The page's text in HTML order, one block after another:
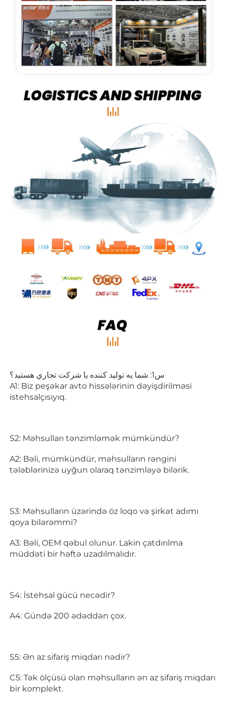
A1: Biz peşəkar avto hissələrinin dəyişdirilməsi
istehsalçısıyıq.
S2: Məhsulları tənzimləmək mümkündür?
A2: Bəli, mümkündür, məhsulların rəngini
tələblərinizə uyğun olaraq tənzimləyə bilərik.
S3: Məhsulların üzərində öz loqo və şirkət adımı
qoya bilərəmmi?
A3: Bəli, OEM qəbul olunur. Lakin çatdırılma
müddəti bir həftə uzadılmalıdır.
S4: İstehsal gücü necədir?
A4: Gündə 200 ədəddən çox.
S5: Ən az sifariş miqdarı nədir?
C5: Tək ölçüsü olan məhsulların ən az sifariş miqdarı
bir komplekt.